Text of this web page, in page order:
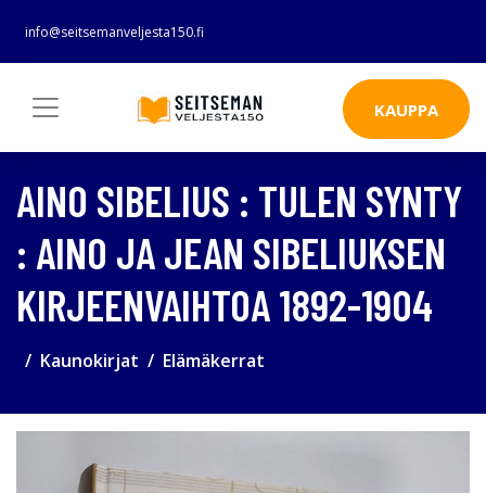
info@seitsemanveljesta150.fi
KAUPPA
AINO SIBELIUS : TULEN SYNTY
: AINO JA JEAN SIBELIUKSEN
KIRJEENVAIHTOA 1892-1904
Kaunokirjat Elämäkerrat